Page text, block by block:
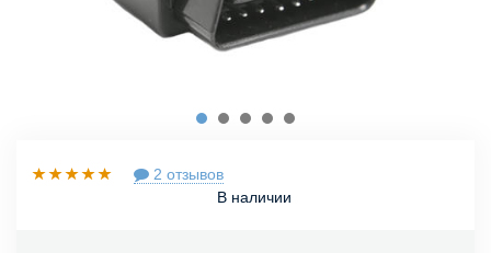
2 отзывов
В наличии